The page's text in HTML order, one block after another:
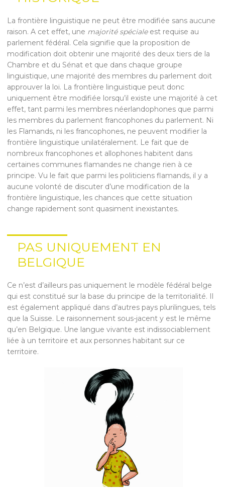
La frontière linguistique ne peut être modifiée sans aucune
raison. A cet effet, une majorité spécialeest requise au
parlement fédéral. Cela signifie que la proposition de
modification doit obtenir une majorité des deux tiers de la
Chambre et du Sénat et que dans chaque groupe
linguistique, une majorité des membres du parlement doit
approuver la loi. La frontière linguistique peut donc
uniquement être modifiée lorsqu’il existe une majorité à cet
effet, tant parmi les membres néerlandophones que parmi
les membres du parlement francophones du parlement. Ni
les Flamands, ni les francophones, ne peuvent modifier la
frontière linguistique unilatéralement. Le fait que de
nombreux francophones et allophones habitent dans
certaines communes flamandes ne change rien à ce
principe. Vu le fait que parmi les politiciens flamands, il y a
aucune volonté de discuter d’une modification de la
frontière linguistique, les chances que cette situation
change rapidement sont quasiment inexistantes.
PAS UNIQUEMENT EN
BELGIQUE
Ce n’est d’ailleurs pas uniquement le modèle fédéral belge
qui est constitué sur la base du principe de la territorialité. Il
est également appliqué dans d’autres pays plurilingues, tels
que la Suisse. Le raisonnement sous-jacent y est le même
qu’en Belgique. Une langue vivante est indissociablement
liée à un territoire et aux personnes habitant sur ce
territoire.